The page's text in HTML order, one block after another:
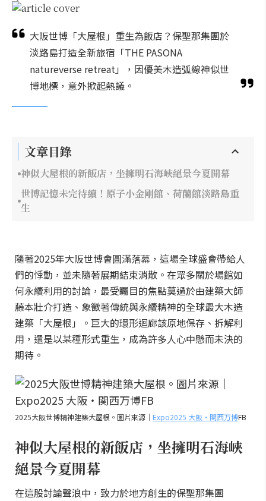
大阪世博「大屋根」重生為飯店？保聖那集團於
淡路島打造全新旅宿「THE PASONA
natureverse retreat」，因優美木造弧線神似世
博地標，意外掀起熱議。
文章目錄
神似大屋根的新飯店，坐擁明石海峽絕景今夏開幕
世博記憶未完待續！原子小金剛館、荷蘭館淡路島重
生
隨著2025年大阪世博會圓滿落幕，這場全球盛會帶給人
們的悸動，並未隨著展期結束消散。在眾多關於場館如
何永續利用的討論，最受矚目的焦點莫過於由建築大師
藤本壯介打造、象徵著傳統與永續精神的全球最大木造
建築「大屋根」。巨大的環形迴廊該原地保存、拆解利
用，還是以某種形式重生，成為許多人心中懸而未決的
期待。
2025大阪世博精神建築大屋根。圖片來源｜ Expo2025 大阪・関西万博FB
神似大屋根的新飯店，坐擁明石海峽
絕景今夏開幕
在這股討論聲浪中，致力於地方創生的保聖那集團